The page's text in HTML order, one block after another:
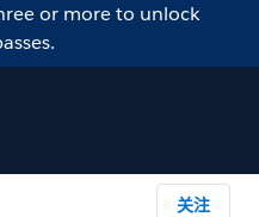
or more to unlock
关注